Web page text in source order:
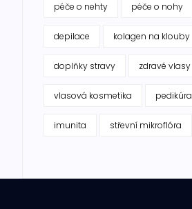
péče o nehty péče o nohy
depilace kolagen na klouby
doplňky stravy zdravé vlasy
vlasová kosmetika pedikúra
imunita střevní mikroflóra